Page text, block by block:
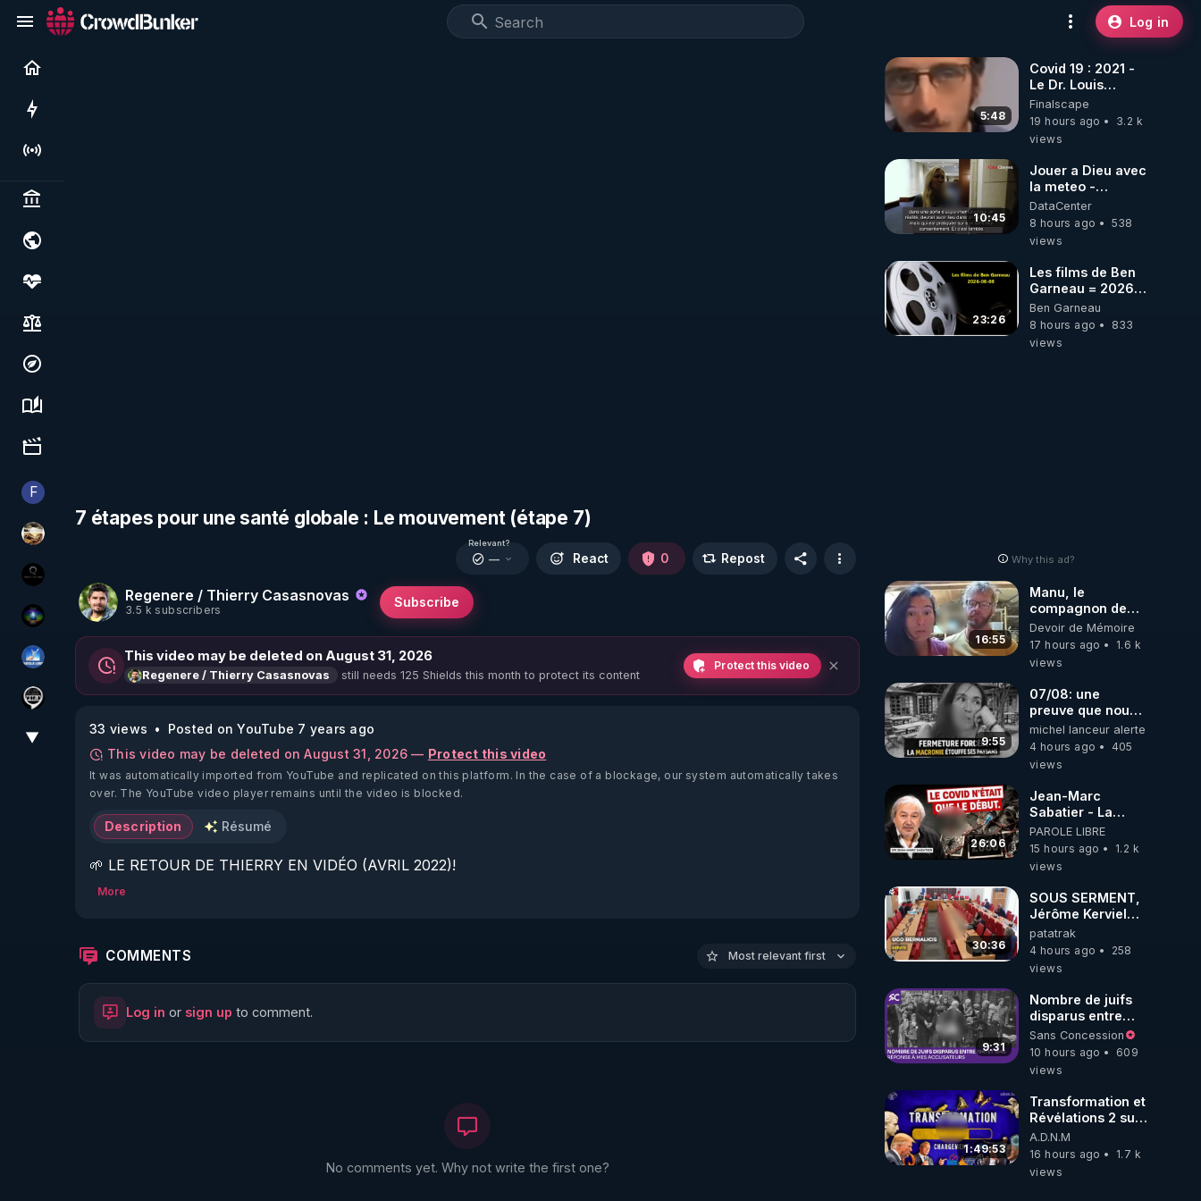
Log in
Live
Politics & institutions
Society, justice & freedoms
Economy, environment & technology
Science, history & spirituality
Culture, media & entertainment
FFinalscape
patatrak
La vérité
WakeUp
PAROLE LIBRE
Notre Réalité Est Falsifiée Et Fausse
▼
7 étapes pour une santé globale : Le mouvement (étape 7)
Regenere / Thierry Casasnovas
3.5 k subscribers
Subscribe
Relevant?
— React 0 Repost
This video may be deleted on August 31, 2026
Regenere / Thierry Casasnovas still needs 125 Shields this month to protect its content
Protect this video
33 views
Posted on YouTube 7 years ago
This video may be deleted on August 31, 2026 — Protect this video
It was automatically imported from YouTube and replicated on this platform. In the case of a blockage, our system automatically takes
over. The YouTube video player remains until the video is blocked.
Description Résumé
🌱 LE RETOUR DE THIERRY EN VIDÉO (AVRIL 2022)!
🌱 LE MAGAZINE RÉGÉNÈRE
http://rgnr.li/ymag
More
COMMENTS Most relevant first
Log in or sign up to comment.
No comments yet. Why not write the first one?
5:48
Covid 19 : 2021 -
Le Dr. Louis
Fouché renverse
le plateau de
CNews !
Finalscape
19 hours ago
3.2 k
views
10:45
Jouer a Dieu avec
la meteo -
Citoicitoyen
DataCenter
8 hours ago
538
views
23:26
Les films de Ben
Garneau = 2026-
08-08
Ben Garneau
8 hours ago
833
views
Why this ad?
16:55
Manu, le
compagnon de
Kyria, raconte sa
garde à vue
musclée.
Devoir de Mémoire
17 hours ago
1.6 k
views
9:55
07/08: une
preuve que nous
somme passé en
absurdie une
dictature qui veut
opposant !
michel lanceur alerte
4 hours ago
405
views
26:06
Jean-Marc
Sabatier - La
Covid-19 n'a été
que le début -
L'ARNm &
où auront-t-il ?
PAROLE LIBRE
15 hours ago
1.2 k
views
30:36
SOUS SERMENT,
Jérôme Kerviel
balance tout à
l'Assemblée !
patatrak
4 hours ago
258
views
9:31
Nombre de juifs
disparus entre
1941 et 1945
(Réponse à mes
accusateurs)
Sans Concession
10 hours ago
609
views
1:49:53
Transformation et
Révélations 2 sur
2 - live du
07/08/26
A.D.N.M
16 hours ago
1.7 k
views